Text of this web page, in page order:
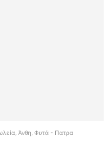
Άνθη, Φυτά - Πατρα